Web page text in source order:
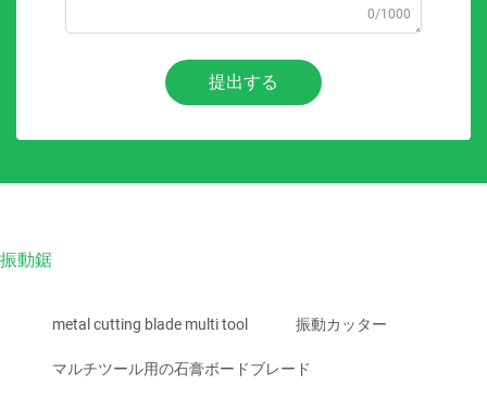
0/1000
提出する
振動鋸
metal cutting blade multi tool 振動カッター
マルチツール用の石膏ボードブレード